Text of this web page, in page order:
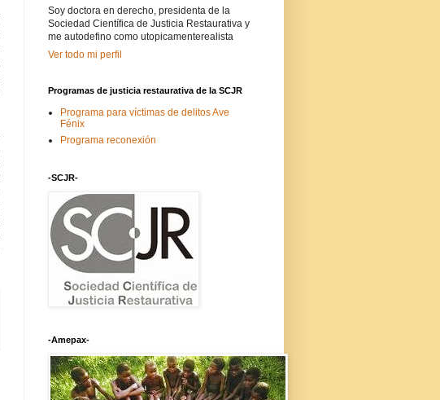
Soy doctora en derecho, presidenta de la
Sociedad Científica de Justicia Restaurativa y
me autodefino como utopicamenterealista
Ver todo mi perfil
Programas de justicia restaurativa de la SCJR
Programa para víctimas de delitos Ave
Fénix
Programa reconexión
-SCJR-
-Amepax-